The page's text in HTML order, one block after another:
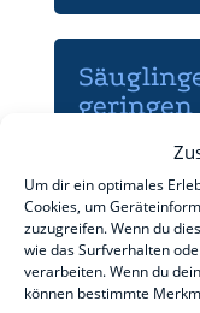
Um dir ein optimales
Cookies, um
zuzugreifen. Wenn du
wie das Surfverhalten
verarbeiten. Wenn du
können bestimmte
Ein
kennt:
Augen.
sind die